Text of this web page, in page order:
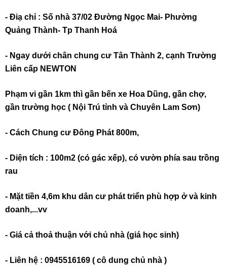
- Điạ chỉ : Số nhà 37/02 Đường Ngọc Mai- Phường
Quảng Thành- Tp Thanh Hoá
- Ngay dưới chân chung cư Tân Thành 2, cạnh Trường
Liên cấp NEWTON
Phạm vi gần 1km thì gần bến xe Hoa Dũng, gần chợ,
gần trường học ( Nội Trú tỉnh và Chuyên Lam Sơn)
- Cách Chung cư Đông Phát 800m,
- Diện tích : 100m2 (có gác xếp), có vườn phía sau trồng
rau
- Mặt tiền 4,6m khu dân cư phát triển phù hợp ở và kinh
doanh,...vv
- Giá cả thoả thuận với chủ nhà (giá học sinh)
- Liên hệ : 0945516169 ( cô dung chủ nhà )